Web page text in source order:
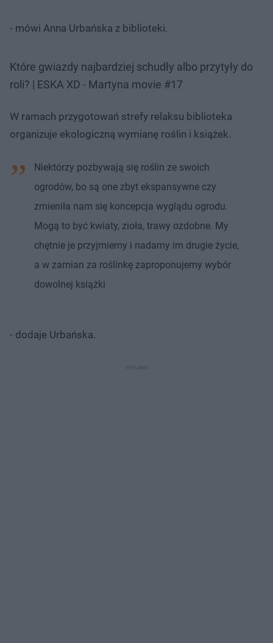
- mówi Anna Urbańska z biblioteki.
Które gwiazdy najbardziej schudły albo przytyły do
roli? | ESKA XD - Martyna movie #17
W ramach przygotowań strefy relaksu biblioteka
organizuje ekologiczną wymianę roślin i książek.
Niektórzy pozbywają się roślin ze swoich
ogrodów, bo są one zbyt ekspansywne czy
zmieniła nam się koncepcja wyglądu ogrodu.
Mogą to być kwiaty, zioła, trawy ozdobne. My
chętnie je przyjmiemy i nadamy im drugie życie,
a w zamian za roślinkę zaproponujemy wybór
dowolnej książki
- dodaje Urbańska.